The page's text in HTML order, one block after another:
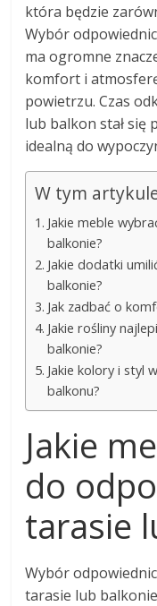
która będzie
Wybór
ma ogromne
komfort i
powietrzu. Czas
lub balkon stał się
idealną do
W tym
Jakie meble
balkonie?
Jakie dodatki
balkonie?
Jak zadbać o
Jakie rośliny
balkonie?
Jakie kolory i styl
balkonu?
Jakie
do
tarasie
Wybór
tarasie lub